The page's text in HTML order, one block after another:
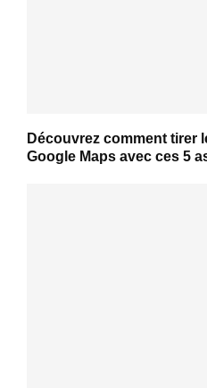
Découvrez comment tirer
Google Maps avec ces 5